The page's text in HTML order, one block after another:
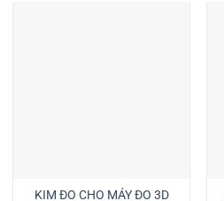
KIM ĐO CHO MÁY ĐO 3D